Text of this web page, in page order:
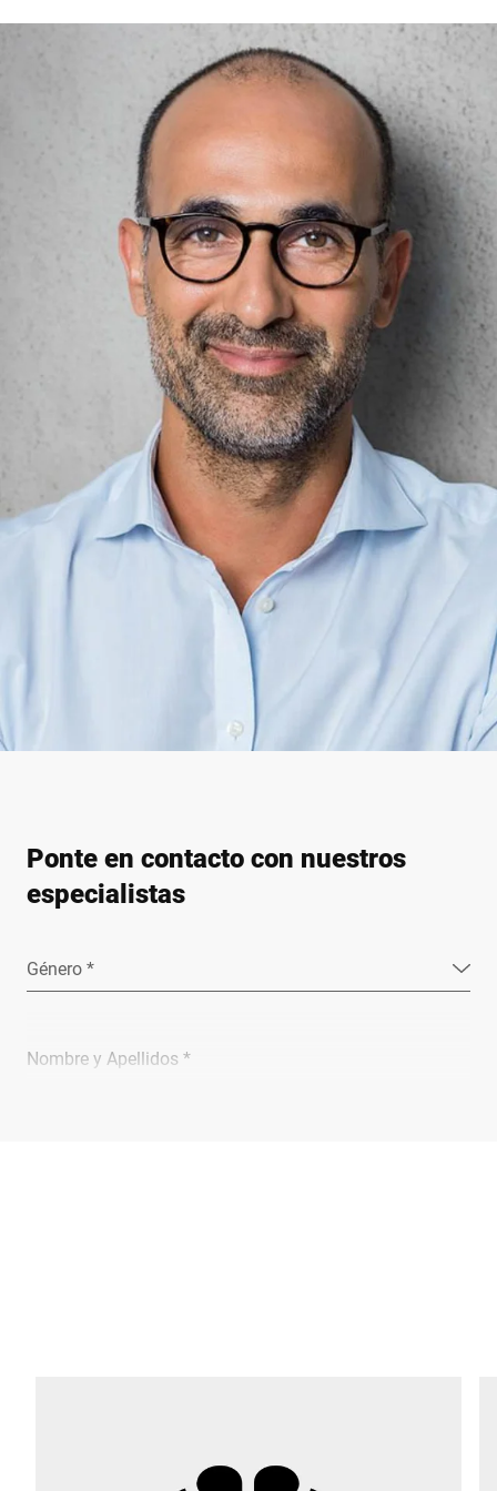
Ponte en contacto con nuestros
especialistas
Género *
Nombre y Apellidos *